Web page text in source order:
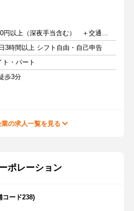
時給1500円以上（深夜手当含む） ＋交通費支給
3時間以上 シフト自由・自己申告
ト・パート
歩3分
業の求人一覧を見る
ポレーション
コード238)